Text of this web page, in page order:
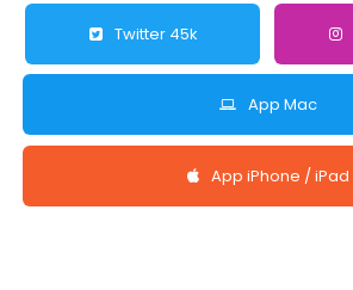
Twitter 45k
App Mac
App iPhone / iPad